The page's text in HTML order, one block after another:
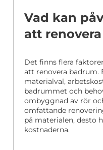
Vad kan
att
Det finns flera
att renovera badrum.
materialval,
badrummet och
ombyggnad av rör
omfattande
på materialen, desto
kostnaderna.